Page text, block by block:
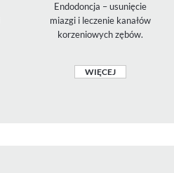
Endodoncja – usunięcie
miazgi i leczenie kanałów
korzeniowych zębów.
WIĘCEJ